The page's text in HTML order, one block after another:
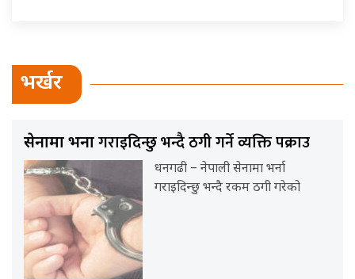
भर्खर
सेनामा भर्नागराइदिन्छु भन्दै ठगी गर्ने व्यक्ति पक्राउ
धनगढी – नेपाली सेनामा भर्ना
गराइदिन्छु भन्दै रकम ठगी गरेको